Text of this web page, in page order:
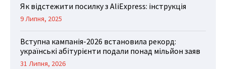
Як відстежити посилку з AliExpress: інструкція
9 Липня, 2025
Вступна кампанія-2026 встановила рекорд:
українські абітурієнти подали понад мільйон заяв
31 Липня, 2026